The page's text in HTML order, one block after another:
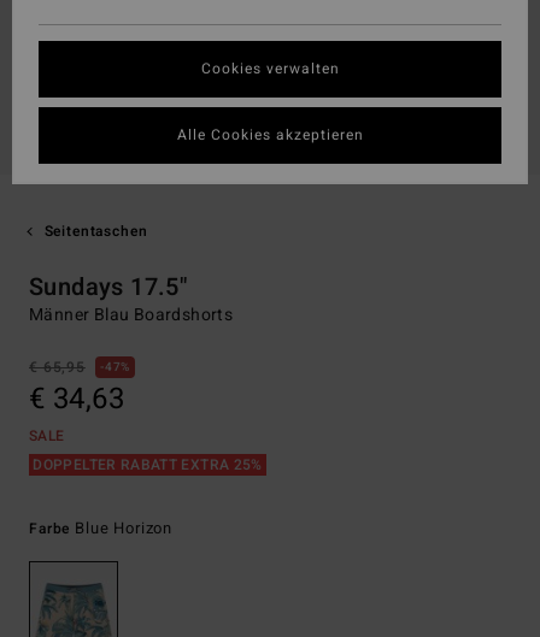
Seitentaschen
Sundays 17.5"
Männer Blau Boardshorts
€ 65,95 47%
€ 34,63
SALE
DOPPELTER RABATT EXTRA 25%
Farbe Blue Horizon
Cookies verwalten
Alle Cookies akzeptieren